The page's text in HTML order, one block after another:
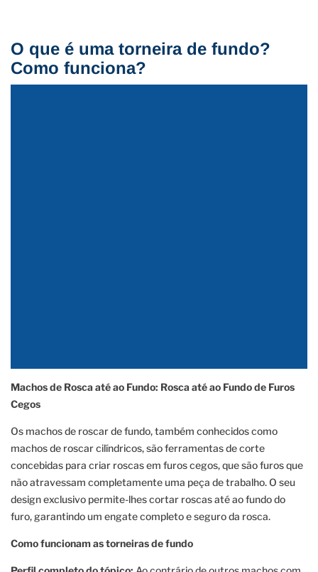
O que é uma torneira de fundo?
Como funciona?
Machos de Rosca até ao Fundo: Rosca até ao Fundo de Furos
Cegos
Os machos de roscar de fundo, também conhecidos como
machos de roscar cilíndricos, são ferramentas de corte
concebidas para criar roscas em furos cegos, que são furos que
não atravessam completamente uma peça de trabalho. O seu
design exclusivo permite-lhes cortar roscas até ao fundo do
furo, garantindo um engate completo e seguro da rosca.
Como funcionam as torneiras de fundo